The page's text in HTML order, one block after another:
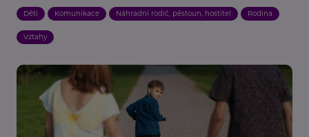
Děti Komunikace Náhradní rodič, pěstoun, hostitel Rodina
Vztahy